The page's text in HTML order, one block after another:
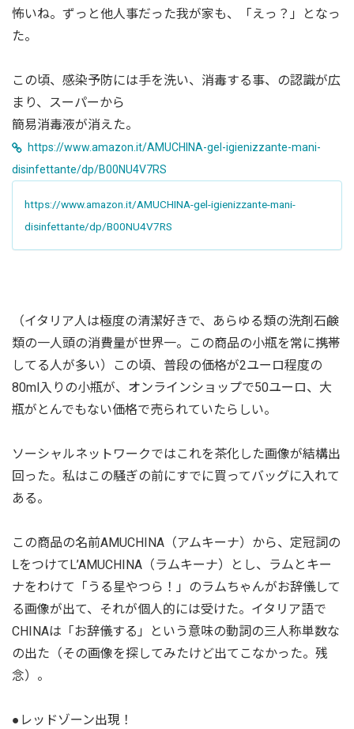
怖いね。ずっと他人事だった我が家も、「えっ？」となっ
た。
この頃、感染予防には手を洗い、消毒する事、の認識が広
まり、スーパーから
簡易消毒液が消えた。
https://www.amazon.it/AMUCHINA-gel-igienizzante-mani-
disinfettante/dp/B00NU4V7RS
https://www.amazon.it/AMUCHINA-gel-igienizzante-mani-
disinfettante/dp/B00NU4V7RS
（イタリア人は極度の清潔好きで、あらゆる類の洗剤石鹸
類の一人頭の消費量が世界一。この商品の小瓶を常に携帯
してる人が多い）この頃、普段の価格が2ユーロ程度の
80ml入りの小瓶が、オンラインショップで50ユーロ、大
瓶がとんでもない価格で売られていたらしい。
ソーシャルネットワークではこれを茶化した画像が結構出
回った。私はこの騒ぎの前にすでに買ってバッグに入れて
ある。
この商品の名前AMUCHINA（アムキーナ）から、定冠詞の
LをつけてL’AMUCHINA（ラムキーナ）とし、ラムとキー
ナをわけて「うる星やつら！」のラムちゃんがお辞儀して
る画像が出て、それが個人的には受けた。イタリア語で
CHINAは「お辞儀する」という意味の動詞の三人称単数な
の出た（その画像を探してみたけど出てこなかった。残
念）。
●レッドゾーン出現！